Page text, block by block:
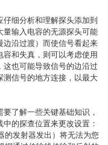
细分析和理解探头添加到
输入电容的无源探头可能
沿过渡）而使信号看起来
和失真，则可以考虑使用
也可能导致信号的边沿过
信号的地方连接，以最大
了解一些关键基础知识，
的探查位置来更改设置：
的发射器发出）将无法为您